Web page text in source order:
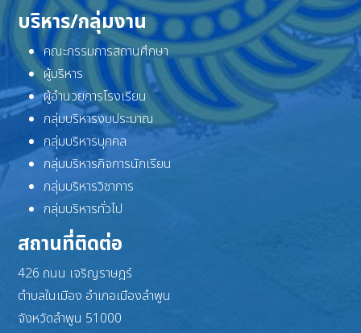
บริหาร/กลุ่มงาน
คณะกรรมการสถานศึกษา
ผู้บริหาร
ผู้อำนวยการโรงเรียน
กลุ่มบริหารงบประมาณ
กลุ่มบริหารบุคคล
กลุ่มบริหารกิจการนักเรียน
กลุ่มบริหารวิชาการ
กลุ่มบริหารทั่วไป
สถานที่ติดต่อ
426 ถนน เจริญราษฎร์
ตำบลในเมือง อำเภอเมืองลำพูน
จังหวัดลำพูน 51000